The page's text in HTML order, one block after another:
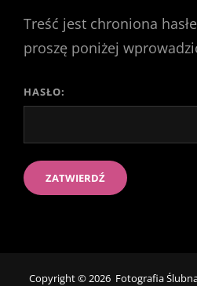
Treść jest chroniona
proszę poniżej
HASŁO:
Copyright © 2026 Fotografia